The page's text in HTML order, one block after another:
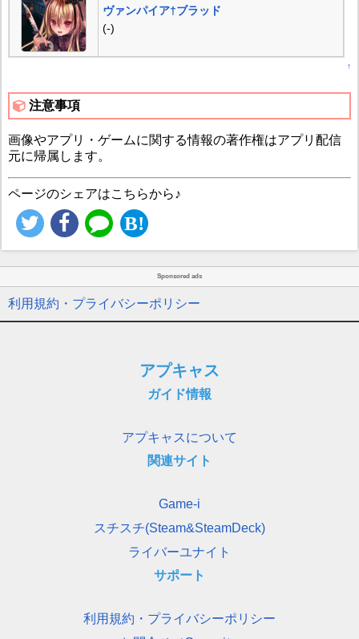
ヴァンパイア†ブラッド
(-)
↑
注意事項
画像やアプリ・ゲームに関する情報の著作権はアプリ配信
元に帰属します。
ページのシェアはこちらから♪
Sponsored ads
利用規約・プライバシーポリシー
アプキャス
ガイド情報
アプキャスについて
関連サイト
Game-i
スチスチ(Steam&SteamDeck)
ライバーユナイト
サポート
利用規約・プライバシーポリシー